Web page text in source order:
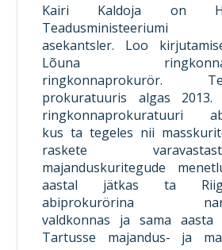
Kairi Kaldoja on
Teadusministeeriumi
asekantsler. Loo
Lõuna
ringkonnaprokurör.
prokuratuuris algas 2013.
ringkonnaprokuratuuri
kus ta tegeles nii
raskete
majanduskuritegude
aastal jätkas ta
abiprokurörina
valdkonnas ja sama aasta
Tartusse majandus- ja